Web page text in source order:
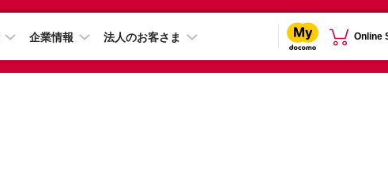
企業情報 法人のお客さま Online